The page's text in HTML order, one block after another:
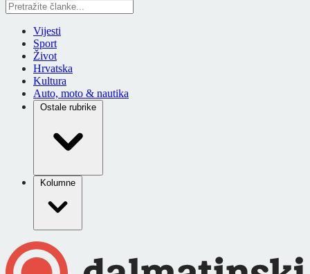
Vijesti
Sport
Život
Hrvatska
Kultura
Auto, moto & nautika
Ostale rubrike
Kolumne